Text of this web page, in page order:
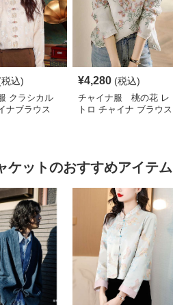
税込)
クラシカル
ナブラウス
¥4,280 (税込)
チャイナ服 桃の花 レ
トロ チャイナ ブラウス
ケットのおすすめアイテム